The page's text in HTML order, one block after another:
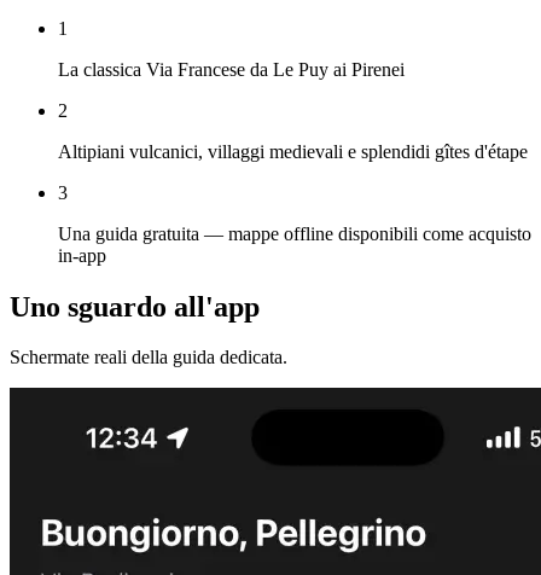
1
La classica Via Francese da Le Puy ai Pirenei
2
Altipiani vulcanici, villaggi medievali e splendidi gîtes d'étape
3
Una guida gratuita — mappe offline disponibili come acquisto
in-app
Uno sguardo all'app
Schermate reali della guida dedicata.